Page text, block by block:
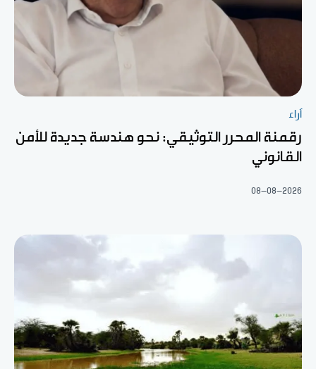
آراء
رقمنة المحرر التوثيقي: نحو هندسة جديدة للأمن
القانوني
08-08-2026